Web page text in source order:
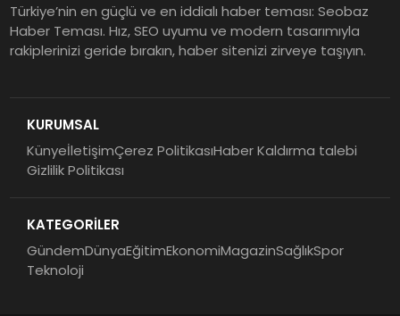
Türkiye’nin en güçlü ve en iddialı haber teması: Seobaz
Haber Teması. Hız, SEO uyumu ve modern tasarımıyla
rakiplerinizi geride bırakın, haber sitenizi zirveye taşıyın.
KURUMSAL
KünyeİletişimÇerez PolitikasıHaber Kaldırma talebi
Gizlilik Politikası
KATEGORİLER
GündemDünyaEğitimEkonomiMagazinSağlıkSpor
Teknoloji